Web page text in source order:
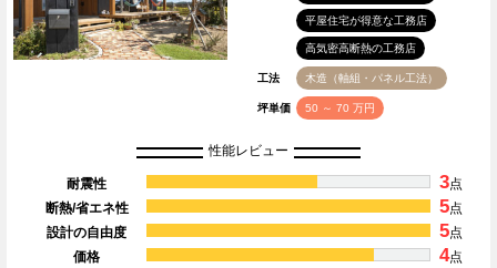
平屋住宅が得意な工務店
高気密高断熱の工務店
工法 木造（軸組・パネル工法）
坪単価 50 ～ 70 万円
性能レビュー
耐震性 3点
断熱/省エネ性
5点
設計の自由度
5点
価格
4点